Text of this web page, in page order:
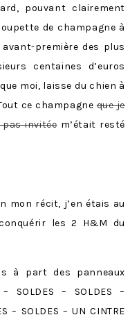
pouvant clairement
de champagne à
première des plus
centaines d’euros
moi, laisse du chien à
ce champagneque je
pas invitéem’était resté
mon récit, j’en étais au
les 2 H&M du
à part des panneaux
SOLDES – SOLDES –
– SOLDES – UN CINTRE